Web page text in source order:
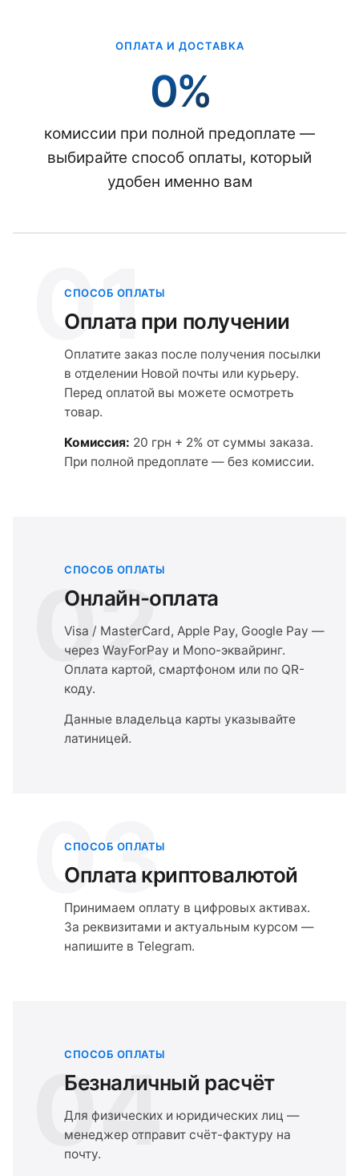
ОПЛАТА И ДОСТАВКА
0%
комиссии при полной предоплате —
выбирайте способ оплаты, который
удобен именно вам
01
СПОСОБ ОПЛАТЫ
Оплата при получении
Оплатите заказ после получения посылки
в отделении Новой почты или курьеру.
Перед оплатой вы можете осмотреть
товар.
Комиссия: 20 грн + 2% от суммы заказа.
При полной предоплате — без комиссии.
02
СПОСОБ ОПЛАТЫ
Онлайн-оплата
Visa / MasterCard, Apple Pay, Google Pay —
через WayForPay и Mono-эквайринг.
Оплата картой, смартфоном или по QR-
коду.
Данные владельца карты указывайте
латиницей.
03
СПОСОБ ОПЛАТЫ
Оплата криптовалютой
Принимаем оплату в цифровых активах.
За реквизитами и актуальным курсом —
напишите в Telegram.
04
СПОСОБ ОПЛАТЫ
Безналичный расчёт
Для физических и юридических лиц —
менеджер отправит счёт-фактуру на
почту.